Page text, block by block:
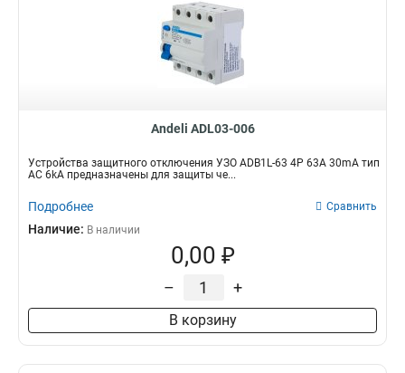
Andeli ADL03-006
Устройства защитного отключения УЗО ADB1L-63 4P 63A 30mA тип
AC 6kA предназначены для защиты че...
Подробнее Сравнить
Наличие: В наличии
0,00 ₽
– +
В корзину